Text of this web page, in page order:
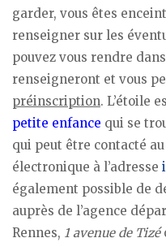
garder, vous êtes
renseigner sur les
pouvez vous rendre
renseigneront et vous
préinscription. L’étoile
petite enfance qui se
qui peut être contacté
électronique à l’adresse
également possible de
auprès de l’agence
Rennes, 1 avenue de Tizé